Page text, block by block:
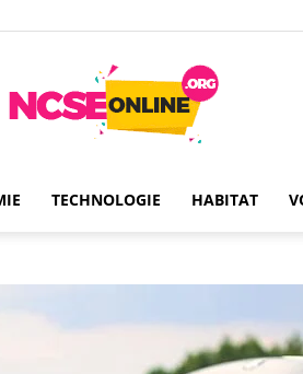
TECHNOLOGIE HABITAT